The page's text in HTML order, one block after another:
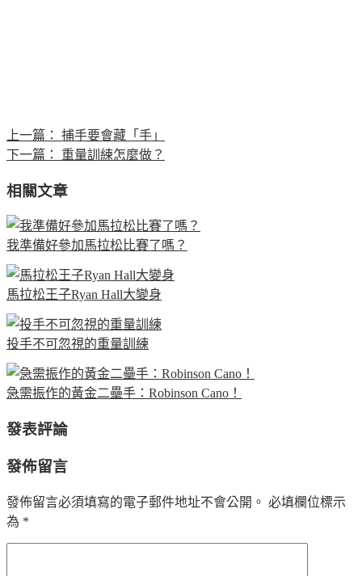
上一篇：
捕手要會藏「手」
下一篇：
重量訓練怎麼做？
相關文章
我準備好參加馬拉松比賽了嗎？
馬拉松王子Ryan Hall大變身
投手不可忽視的重量訓練
急需振作的黃金二壘手：Robinson Cano！
發表評論
發佈留言
發佈留言必須填寫的電子郵件地址不會公開。 必填欄位標示
為 *